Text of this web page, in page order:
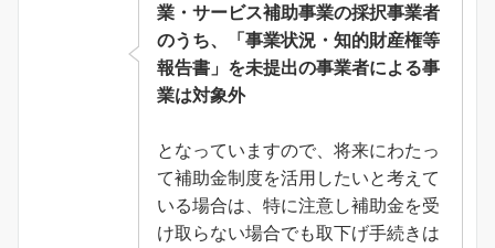
業・サービス補助事業の採択事業者
のうち、「事業状況・知的財産権等
報告書」を未提出の事業者による事
業は対象外
となっていますので、将来にわたっ
て補助金制度を活用したいと考えて
いる場合は、特に注意し補助金を受
け取らない場合でも取下げ手続きは